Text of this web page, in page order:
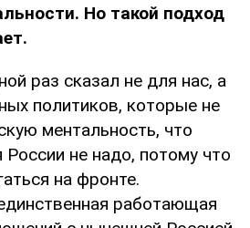
Но такой подход
раз сказал не для нас, а
политиков, которые не
ментальность, что
России не надо, потому что
на фронте.
работающая